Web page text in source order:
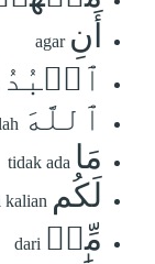
أَنِ agar
ٱللَّهَ
مَا tidak ada
لَكُم kalian
مِّنۡ dari